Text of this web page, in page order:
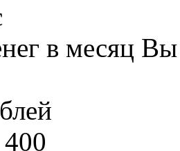
в месяц